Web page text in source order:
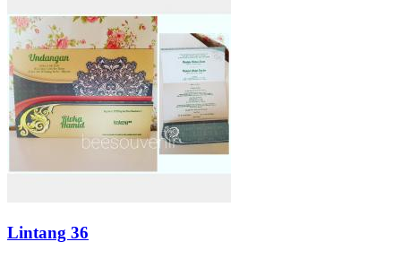
Lintang 36